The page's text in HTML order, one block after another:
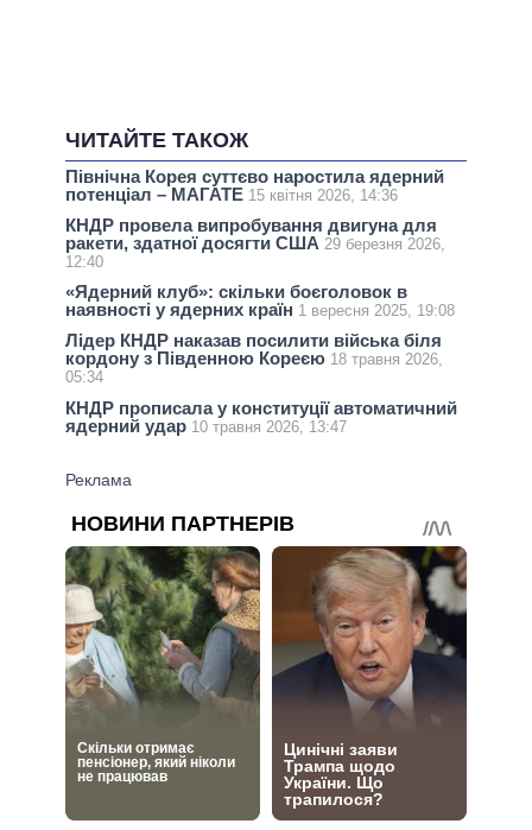
ЧИТАЙТЕ ТАКОЖ
Північна Корея суттєво наростила ядерний
потенціал – МАГАТЕ 15 квітня 2026, 14:36
КНДР провела випробування двигуна для
ракети, здатної досягти США 29 березня 2026,
12:40
«Ядерний клуб»: скільки боєголовок в
наявності у ядерних країн 1 вересня 2025, 19:08
Лідер КНДР наказав посилити війська біля
кордону з Південною Кореєю 18 травня 2026,
05:34
КНДР прописала у конституції автоматичний
ядерний удар 10 травня 2026, 13:47